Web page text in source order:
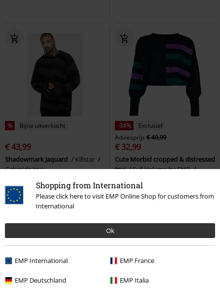
Shopping from International
Please click here to visit EMP Online Shop for customers from
International
Ok
EMP International EMP France
EMP Deutschland EMP Italia
% Bijna uitverkocht
€ 43,99
Shadowmark Jaquard
Killstar
Gebreide trui
-34%
Exclusief
Adviesprijs € 49,99
€ 32,99
Cute Morbid cropped & distressed
trui
Full Volume by EMP